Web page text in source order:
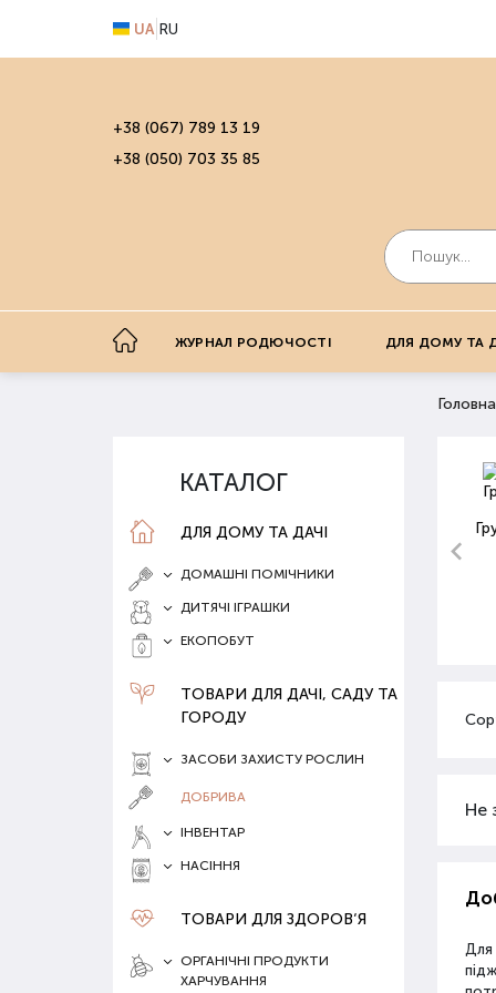
UA RU
+38 (067) 789 13 19
+38 (050) 703 35 85
ЖУРНАЛ РОДЮЧОСТІ ДЛЯ ДОМУ ТА
КАТАЛОГ
ДЛЯ ДОМУ ТА ДАЧІ
ДОМАШНІ ПОМІЧНИКИ
ДИТЯЧІ ІГРАШКИ
ЕКОПОБУТ
ТОВАРИ ДЛЯ ДАЧІ, САДУ ТА
ГОРОДУ
ЗАСОБИ ЗАХИСТУ РОСЛИН
ДОБРИВА
ІНВЕНТАР
НАСІННЯ
ТОВАРИ ДЛЯ ЗДОРОВ‘Я
ОРГАНІЧНІ ПРОДУКТИ
ХАРЧУВАННЯ
Головна
Не
Для